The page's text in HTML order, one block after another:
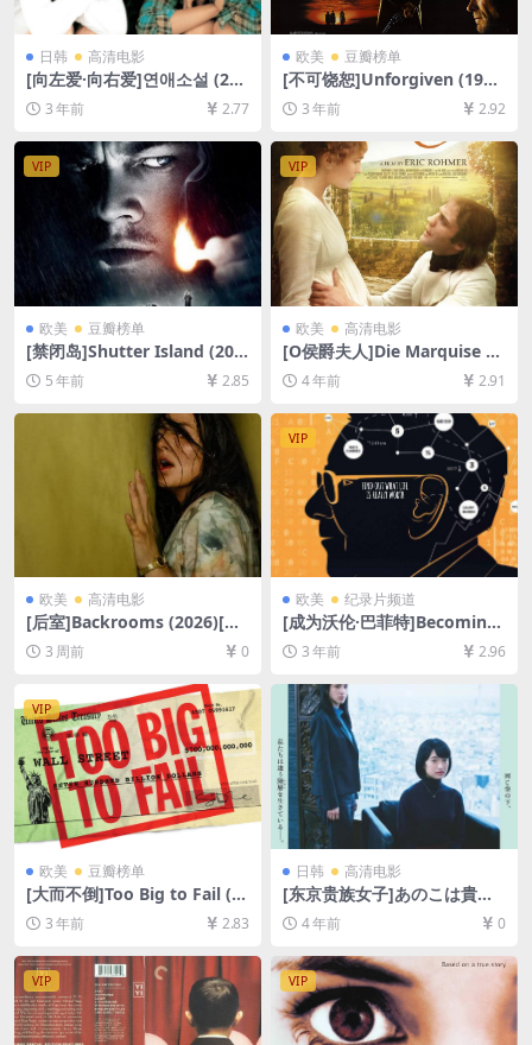
日韩 高清电影
[向左爱·向右爱]연애소설 (200
2)[百度网盘+迅雷云盘资源10
80P超清未删减][MP4/6GB]
[韩语中字]
3 年前 2.77
欧美 豆瓣榜单
[不可饶恕]Unforgiven (199
2)[百度网盘+夸克网盘1080P
超清未删减资源][网盘在线播
放/下载][MP4/8.4GB][中文字
幕]
3 年前 2.92
VIP
欧美 豆瓣榜单
[禁闭岛]Shutter Island (201
0)[百度网盘+迅雷云盘资源10
80P超清未删减][MP4/8.5GB]
5 年前 2.85
VIP
欧美 高清电影
[O侯爵夫人]Die Marquise vo
n O… (1976)[百度网盘+迅雷
云盘资源1080P超清未删减]
4 年前 2.91
欧美 高清电影
[后室]Backrooms (2026)[百
度网盘+夸克网盘1080P超清
未删减资源][网盘在线播放/下
载][MP4/7.9GB][中英字幕]
3 周前 0
VIP
欧美 纪录片频道
[成为沃伦·巴菲特]Becoming
Warren Buffett (2017)[百度
网盘+夸克网盘1080P超清未
删减资源][网盘在线播放/下
载][MP4/5.5GB][中英字幕]
3 年前 2.96
VIP
欧美 豆瓣榜单
[大而不倒]Too Big to Fail (2
011)[百度网盘+夸克网盘1080
P超清未删减资源][网盘在线播
放/下载][MP4/6GB][中英字
幕]
3 年前 2.83
日韩 高清电影
[东京贵族女子]あのこは貴族
(2021)[百度网盘+迅雷云盘资
源1080P超清未删减][MP4/7.
9GB][日语中字]
4 年前 0
VIP VIP